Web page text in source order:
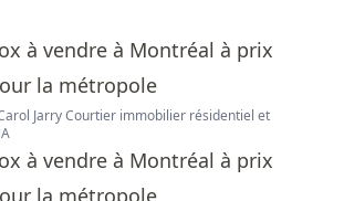
Jarry Courtier immobilier résidentiel et